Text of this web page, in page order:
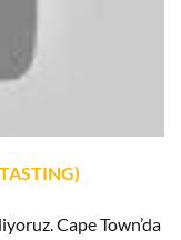
Cape Town’da